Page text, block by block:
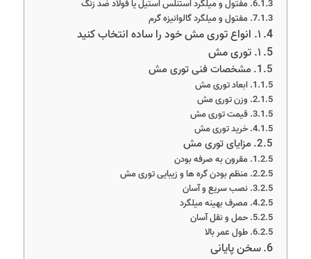
مفتول و میلگرد استنلس استیل یا فولاد ضد زنگ
مفتول و میلگرد گالوانیزه گرم
۱. انواع توری مش خود را ساده انتخاب کنید
۱. توری مش
مشخصات فنی توری مش
ابعاد توری مش
وزن توری مش
قیمت توری مش
خرید توری مش
مزایای توری مش
مقرون به صرفه بودن
منظم بودن گره ها و زیبایی توری مش
نصب سریع و آسان
مصرف بهینه میلگرد
حمل و نقل آسان
طول عمر بالا
سخن پایانی